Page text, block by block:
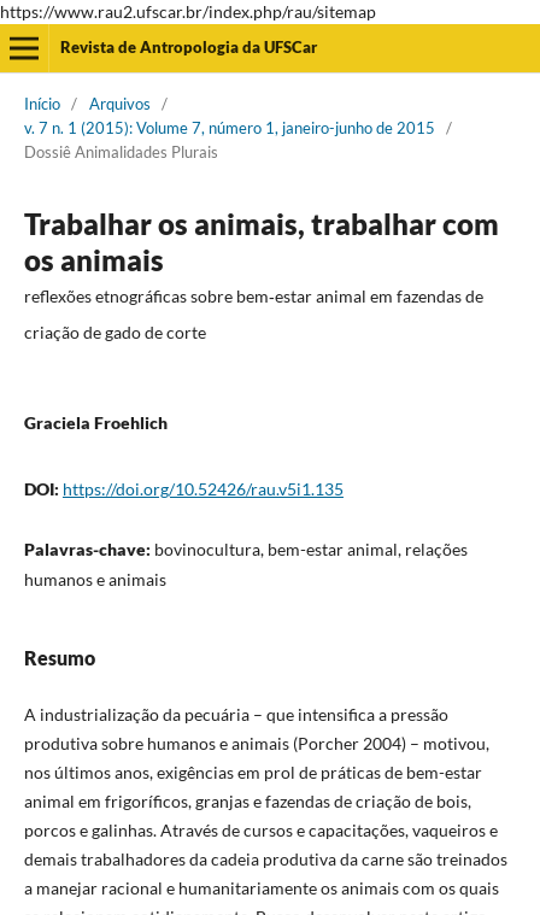
https://www.rau2.ufscar.br/index.php/rau/sitemap
Revista de Antropologia da UFSCar
Início / Arquivos
/
v. 7 n. 1 (2015): Volume 7, número 1, janeiro-junho de 2015
/
Dossiê Animalidades Plurais
Trabalhar os animais, trabalhar com
os animais
reflexões etnográficas sobre bem‐estar animal em fazendas de
criação de gado de corte
Graciela Froehlich
DOI: https://doi.org/10.52426/rau.v5i1.135
Palavras-chave: bovinocultura, bem-estar animal, relações
humanos e animais
Resumo
A industrialização da pecuária – que intensifica a pressão
produtiva sobre humanos e animais (Porcher 2004) – motivou,
nos últimos anos, exigências em prol de práticas de bem-estar
animal em frigoríficos, granjas e fazendas de criação de bois,
porcos e galinhas. Através de cursos e capacitações, vaqueiros e
demais trabalhadores da cadeia produtiva da carne são treinados
a manejar racional e humanitariamente os animais com os quais